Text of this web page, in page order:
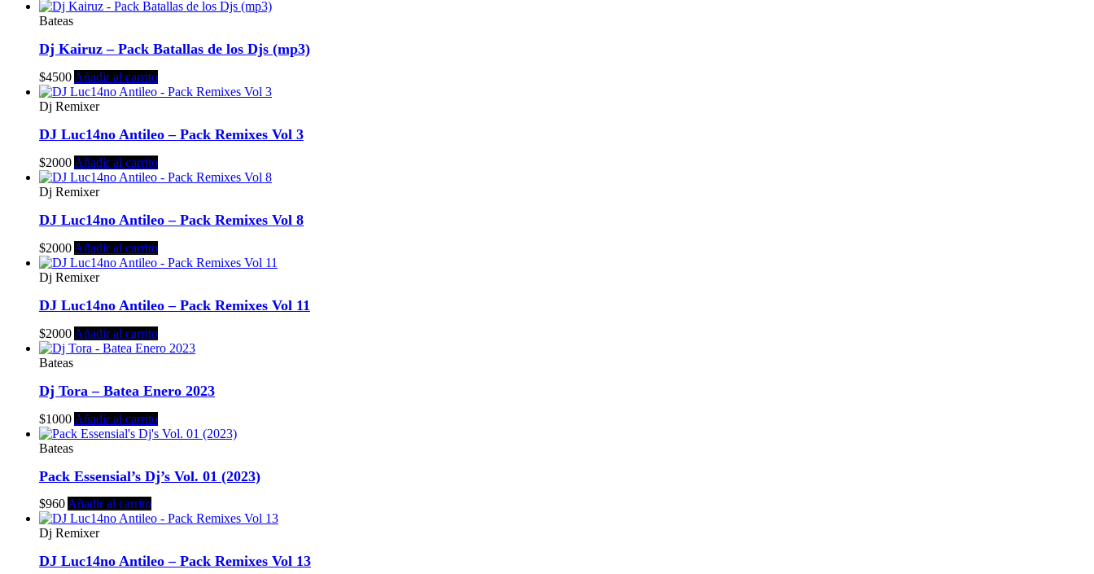
Bateas
Dj Kairuz – Pack Batallas de los Djs (mp3)
$4500 Añadir al carrito
Dj Remixer
DJ Luc14no Antileo – Pack Remixes Vol 3
$2000 Añadir al carrito
Dj Remixer
DJ Luc14no Antileo – Pack Remixes Vol 8
$2000 Añadir al carrito
Dj Remixer
DJ Luc14no Antileo – Pack Remixes Vol 11
$2000 Añadir al carrito
Bateas
Dj Tora – Batea Enero 2023
$1000 Añadir al carrito
Bateas
Pack Essensial’s Dj’s Vol. 01 (2023)
$960Añadir al carrito
Dj Remixer
DJ Luc14no Antileo – Pack Remixes Vol 13